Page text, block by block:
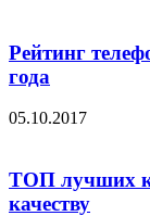
Рейтинг
года
05.10.2017
ТОП лучших
качеству